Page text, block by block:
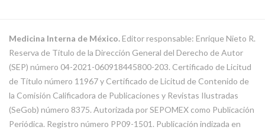
Medicina Interna de México.Editor responsable: Enrique Nieto R.
Reserva de Título de la Dirección General del Derecho de Autor
(SEP) número 04-2021-060918445800-203. Certificado de Licitud
de Título número 11967 y Certificado de Licitud de Contenido de
la Comisión Calificadora de Publicaciones y Revistas Ilustradas
(SeGob) número 8375. Autorizada por SEPOMEX como Publicación
Periódica. Registro número PP09-1501. Publicación indizada en